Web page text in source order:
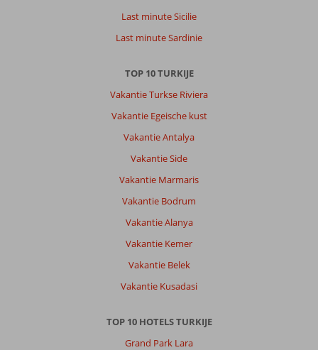
Last minute Sicilie
Last minute Sardinie
TOP 10 TURKIJE
Vakantie Turkse Riviera
Vakantie Egeische kust
Vakantie Antalya
Vakantie Side
Vakantie Marmaris
Vakantie Bodrum
Vakantie Alanya
Vakantie Kemer
Vakantie Belek
Vakantie Kusadasi
TOP 10 HOTELS TURKIJE
Grand Park Lara